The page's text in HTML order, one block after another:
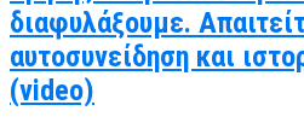
διαφυλάξουμε.
αυτοσυνείδηση και
(video)